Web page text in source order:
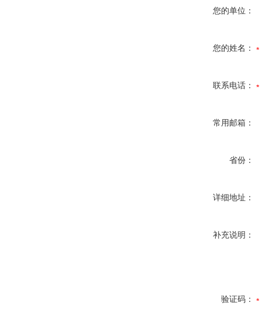
您的单位：
您的姓名：
联系电话：
常用邮箱：
省份：
详细地址：
补充说明：
验证码：